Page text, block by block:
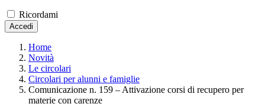
Ricordami
Accedi
Home
Novità
Le circolari
Circolari per alunni e famiglie
Comunicazione n. 159 – Attivazione corsi di recupero per
materie con carenze